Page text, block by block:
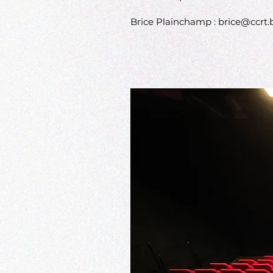
Brice Plainchamp :